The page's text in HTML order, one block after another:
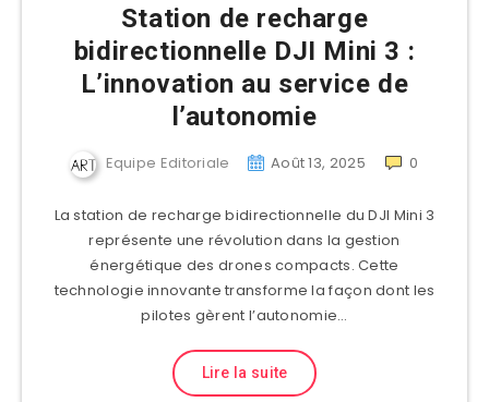
Station de recharge
bidirectionnelle DJI Mini 3 :
L’innovation au service de
l’autonomie
Equipe Editoriale Août 13, 2025 0
La station de recharge bidirectionnelle du DJI Mini 3
représente une révolution dans la gestion
énergétique des drones compacts. Cette
technologie innovante transforme la façon dont les
pilotes gèrent l’autonomie…
Lire la suite